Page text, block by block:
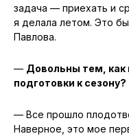
задача — приехать и
я делала летом. Это
Павлова.
— Довольны тем, как
подготовки к сезону?
— Все прошло
Наверное, это мое